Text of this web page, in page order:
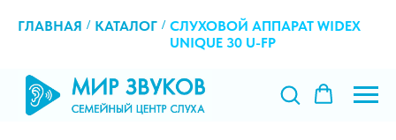
ГЛАВНАЯ / КАТАЛОГ / СЛУХОВОЙ АППАРАТ WIDEX
UNIQUE 30 U-FP